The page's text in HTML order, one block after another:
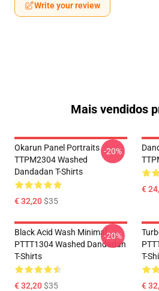
Write your review
Mais vendidos
Okarun Panel Portraits
TTPM2304 Washed
Dandadan T-Shirts
€ 32,20$35
-20%
€
Black Acid Wash Minimal
PTTT1304 Washed Dandadan
T-Shirts
€ 32,20$35
-20%
T-
€